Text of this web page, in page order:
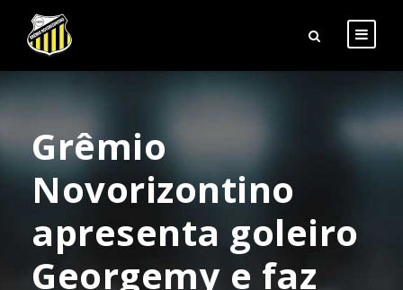
Grêmio
Novorizontino
apresenta goleiro
Georgemy e faz